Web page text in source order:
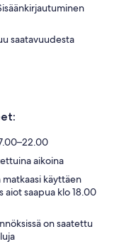
saatavuudesta
aikoina
käyttäen
aiot saapua klo 18.00
on saatettu